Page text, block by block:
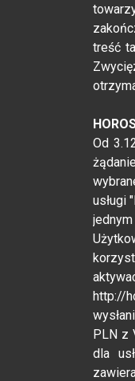
treść
Od
usługi
http://
PLN z
dla